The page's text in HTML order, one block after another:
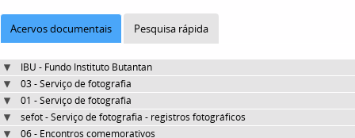
Acervos documentais Pesquisa rápida
IBU - Fundo Instituto Butantan
03 - Serviço de fotografia
01 - Serviço de fotografia
sefot - Serviço de fotografia - registros fotográficos
06 - Encontros comemorativos